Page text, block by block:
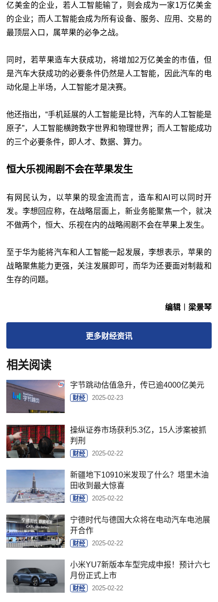
亿美金的企业，若人工智能输了，则会成为一家1万亿美金
的企业；而人工智能会成为所有设备、服务、应用、交易的
最顶层入口，属苹果的必争之战。
同时，若苹果造车大获成功，将增加2万亿美金的市值，但
是汽车大获成功的必要条件仍然是人工智能，因此汽车的电
动化是上半场，人工智能才是决赛。
他还指出，“手机延展的人工智能是比特，汽车的人工智能是
原子”，人工智能横跨数字世界和物理世界；而人工智能成功
的三个必要条件，即人才、数据、算力。
恒大乐视闹剧不会在苹果发生
有网民认为，以苹果的现金流而言，造车和AI可以同时开
发。李想回应称，在战略层面上，新业务能聚焦一个，就决
不做两个，恒大、乐视在内的战略闹剧不会在苹果上发生。
至于华为能将汽车和人工智能一起发展，李想表示，苹果的
战略聚焦能力更强，关注发展即可，而华为还要面对制裁和
生存的问题。
编辑︱梁景琴
更多财经资讯
相关阅读
字节跳动估值急升，传已逾4000亿美元
财经 2025-02-23
操纵证券市场获利5.3亿，15人涉案被抓
判刑
财经 2025-02-22
新疆地下10910米发现了什么？塔里木油
田收到最大惊喜
财经 2025-02-22
宁德时代与德国大众将在电动汽车电池展
开合作
财经 2025-02-22
小米YU7新版本车型完成申报！预计六七
月份正式上市
财经 2025-02-22